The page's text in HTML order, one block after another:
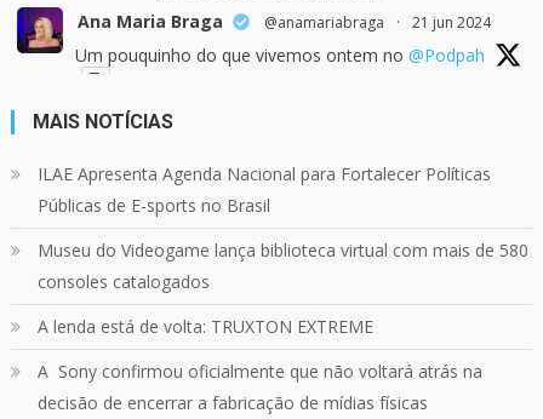
Ana Maria Braga @anamariabraga · 21 jun 2024
Um pouquinho do que vivemos ontem no @Podpah
Quebrando o Controle
Confira em nosso site o mais recente REVIEW de
Skull & Bones.
Mais em:
https://buff.ly/3yPhDN2
MAIS NOTÍCIAS
ILAE Apresenta Agenda Nacional para Fortalecer Políticas
Públicas de E-sports no Brasil
Museu do Videogame lança biblioteca virtual com mais de 580
consoles catalogados
A lenda está de volta: TRUXTON EXTREME
A Sony confirmou oficialmente que não voltará atrás na
decisão de encerrar a fabricação de mídias físicas